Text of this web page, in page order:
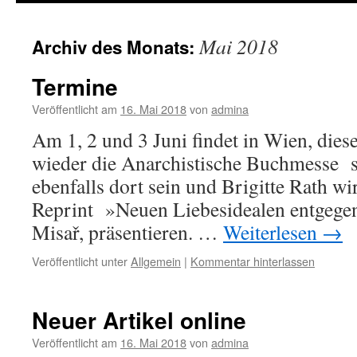
Archiv des Monats:Mai 2018
Termine
Veröffentlicht am 16. Mai 2018von admina
Am 1, 2 und 3 Juni findet in Wien,
wieder die Anarchistische Buchmesse
ebenfalls dort sein und Brigitte Rath
Reprint »Neuen Liebesidealen
Misař, präsentieren. … Weiterlesen →
Veröffentlicht unterAllgemein | Kommentar hinterlassen
Neuer Artikel online
Veröffentlicht am 16. Mai 2018von admina